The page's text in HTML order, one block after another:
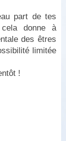
part de tes
donne à
des êtres
limitée
!